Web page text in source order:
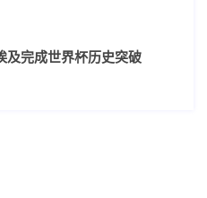
及完成世界杯历史突破